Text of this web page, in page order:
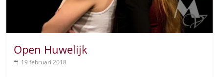
Open Huwelijk
19 februari 2018